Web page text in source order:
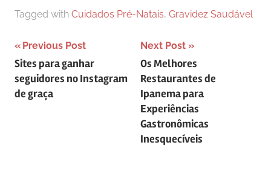
Tagged with Cuidados Pré-Natais, Gravidez Saudável
Navegação
de
Post
Previous Post
Sites para ganhar
seguidores no Instagram
de graça
Next Post
Os Melhores
Restaurantes de
Ipanema para
Experiências
Gastronômicas
Inesquecíveis